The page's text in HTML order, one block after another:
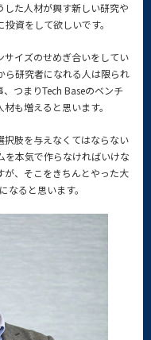
た人材が興す新しい研究や
資をして欲しいです。
サイズのせめぎ合いをしてい
ら研究者になれる人は限られ
つまりTech Baseのベンチ
も増えると思います。
択肢を与えなくてはならない
を本気で作らなければいけな
が、そこをきちんとやった大
ると思います。